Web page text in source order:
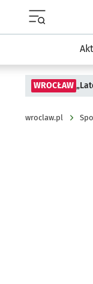
WROCŁAW
wroclaw.pl